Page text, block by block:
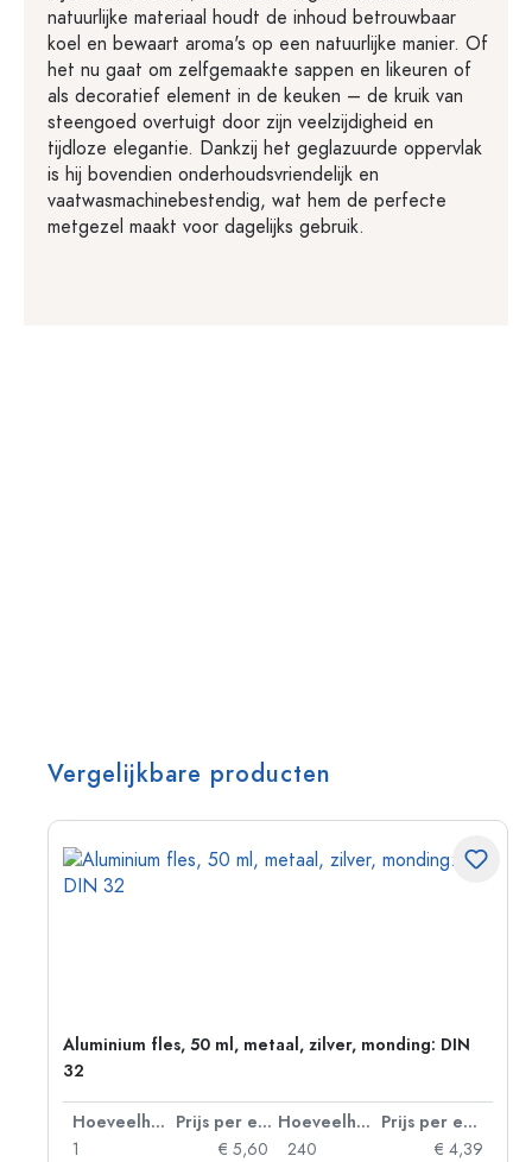
natuurlijke materiaal houdt de inhoud betrouwbaar
koel en bewaart aroma's op een natuurlijke manier. Of
het nu gaat om zelfgemaakte sappen en likeuren of
als decoratief element in de keuken – de kruik van
steengoed overtuigt door zijn veelzijdigheid en
tijdloze elegantie. Dankzij het geglazuurde oppervlak
is hij bovendien onderhoudsvriendelijk en
vaatwasmachinebestendig, wat hem de perfecte
metgezel maakt voor dagelijks gebruik.
Vergelijkbare producten
Aluminium fles, 50 ml, metaal, zilver, monding: DIN
32
Hoeveelheid Prijs per eenheid Hoeveelheid
Prijs per eenheid
1
€ 5,60
240
€ 4,39